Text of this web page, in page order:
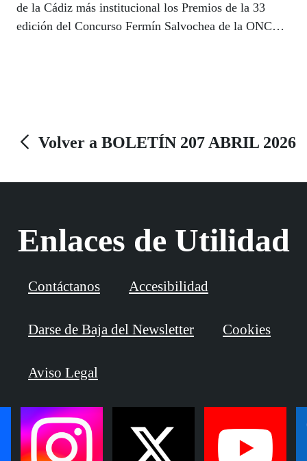
de la Cádiz más institucional los Premios de la 33
edición del Concurso Fermín Salvochea de la ONCE
Volver a BOLETÍN 207 ABRIL 2026
Enlaces de Utilidad
Contáctanos Accesibilidad
Darse de Baja del Newsletter Cookies
Aviso Legal